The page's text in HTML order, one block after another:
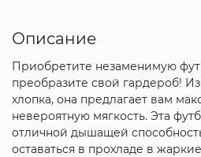
Описание
Приобретите незаменимую
преобразите свой гардероб!
хлопка, она предлагает вам
невероятную мягкость. Эта
отличной дышащей
оставаться в прохладе в